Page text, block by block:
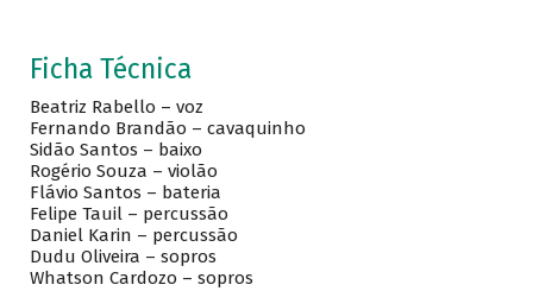
Ficha Técnica
Beatriz Rabello – voz
Fernando Brandão – cavaquinho
Sidão Santos – baixo
Rogério Souza – violão
Flávio Santos – bateria
Felipe Tauil – percussão
Daniel Karin – percussão
Dudu Oliveira – sopros
Whatson Cardozo – sopros